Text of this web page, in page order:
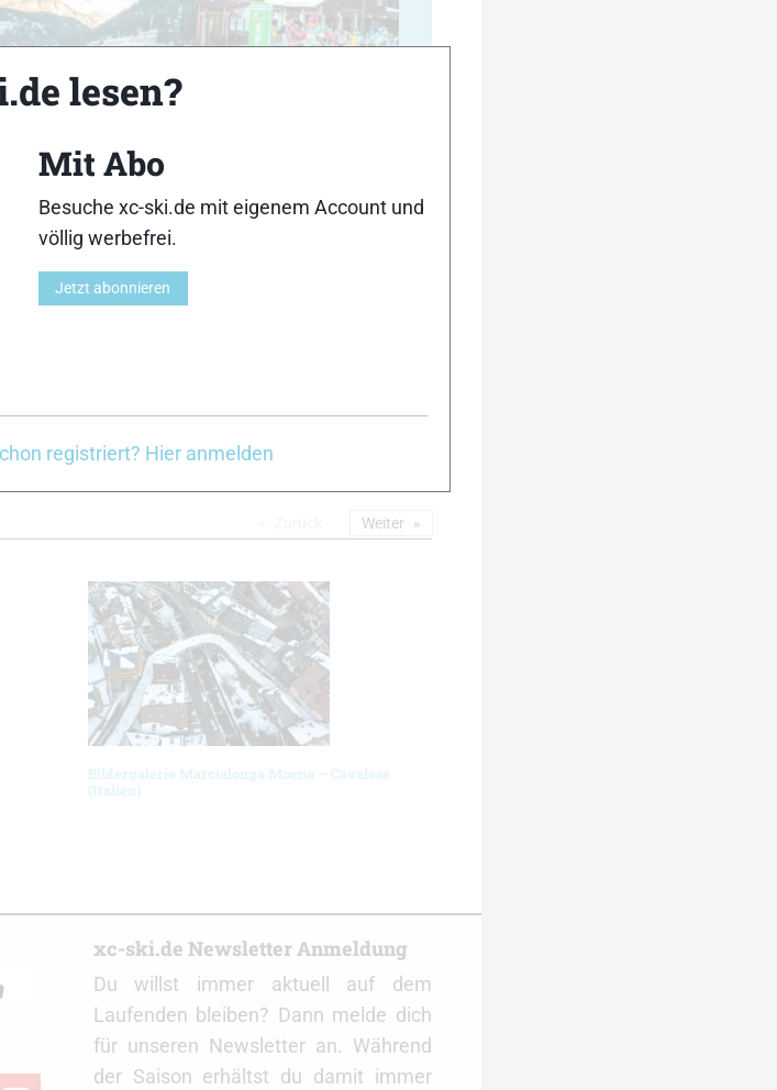
Bildergalerie Marcialonga Moena – Cavalese
(Italien)
Weiter
xc-ski.de Newsletter Anmeldung
Du willst immer aktuell auf dem
Laufenden bleiben? Dann melde dich
für unseren Newsletter an. Während
der Saison erhältst du damit immer
lesen?
Mit Abo
Besuche xc-ski.de mit eigenem Account und
völlig werbefrei.
Jetzt abonnieren
registriert? Hier anmelden